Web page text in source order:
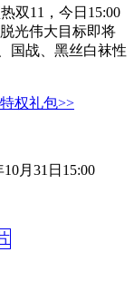
双11，今日15:00
光伟大目标即将
国战、黑丝白袜性
权礼包>>
月31日15:00